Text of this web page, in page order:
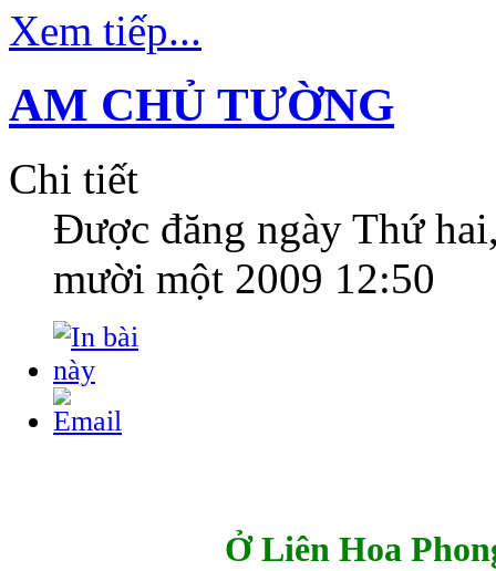
Xem tiếp...
AM CHỦ TƯỜNG
Chi tiết
Được đăng ngày Thứ
mười một 2009 12:50
ỞLiên Hoa